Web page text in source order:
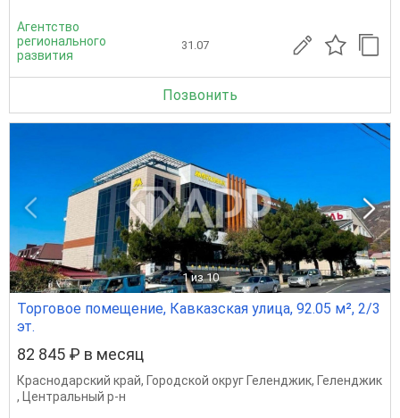
Агентство
регионального
развития
31.07
Позвонить
1 из 10
Торговое помещение, Кавказская улица, 92.05 м², 2/3
эт.
82 845 ₽ в месяц
Краснодарский край, Городской округ Геленджик, Геленджик
,
Центральный р-н